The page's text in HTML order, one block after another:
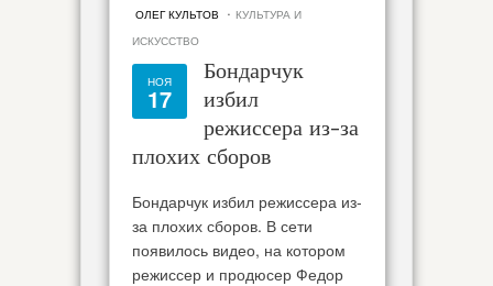
ОЛЕГ КУЛЬТОВ · КУЛЬТУРА И
ИСКУССТВО
НОЯ
17
Бондарчук
избил
режиссера из-за
плохих сборов
Бондарчук избил режиссера из-
за плохих сборов. В сети
появилось видео, на котором
режиссер и продюсер Федор